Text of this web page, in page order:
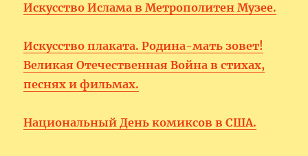
Искусство Ислама в Метрополитен Музее.
Искусство плаката. Родина-мать зовет!
Великая Отечественная Война в стихах,
песнях и фильмах.
Национальный День комиксов в США.